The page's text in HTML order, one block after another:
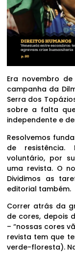
Era novembro de
campanha da
Serra dos
sobre a falta
independente e
Resolvemos
de
voluntário, por
uma revista. O
Dividimos as
editorial também.
Correr atrás da
de cores, depois
– “nossas cores
revista tem que
verde-floresta).